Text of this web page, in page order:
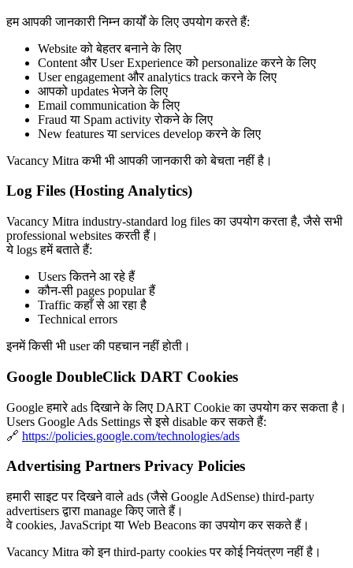
हम आपकी जानकारी निम्न कार्यों के लिए उपयोग करते हैं:
Website को बेहतर बनाने के लिए
Content और User Experience को personalize करने के लिए
User engagement और analytics track करने के लिए
आपको updates भेजने के लिए
Email communication के लिए
Fraud या Spam activity रोकने के लिए
New features या services develop करने के लिए
Vacancy Mitra कभी भी आपकी जानकारी को बेचता नहीं है।
Log Files (Hosting Analytics)
Vacancy Mitra industry-standard log files का उपयोग करता है, जैसे सभी
professional websites करती हैं।
ये logs हमें बताते हैं:
Users कितने आ रहे हैं
कौन-सी pages popular हैं
Traffic कहाँ से आ रहा है
Technical errors
इनमें किसी भी user की पहचान नहीं होती।
Google DoubleClick DART Cookies
Google हमारे ads दिखाने के लिए DART Cookie का उपयोग कर सकता है।
Users Google Ads Settings से इसे disable कर सकते हैं:
🔗 https://policies.google.com/technologies/ads
Advertising Partners Privacy Policies
हमारी साइट पर दिखने वाले ads (जैसे Google AdSense) third-party
advertisers द्वारा manage किए जाते हैं।
वे cookies, JavaScript या Web Beacons का उपयोग कर सकते हैं।
Vacancy Mitra को इन third-party cookies पर कोई नियंत्रण नहीं है।